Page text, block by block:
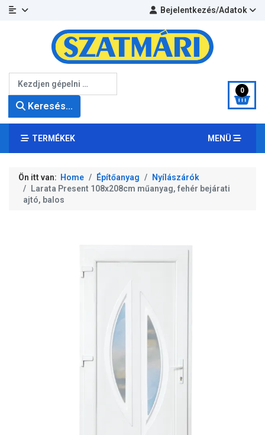
Bejelentkezés/Adatok
Keresés...
0
TERMÉKEK MENÜ
Ön itt van: Home Építőanyag
Nyílászárók
Larata Present 108x208cm műanyag, fehér bejárati
ajtó, balos